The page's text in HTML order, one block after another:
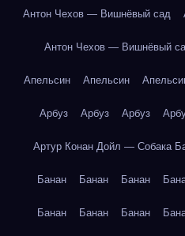
Антон Чехов — Вишнёвый сад
Антон Чехов — Вишнёвый
Апельсин Апельсин
Арбуз Арбуз Арбуз
Артур Конан Дойл — Собака
Банан Банан Банан
Банан Банан Банан